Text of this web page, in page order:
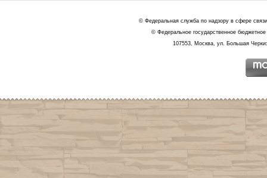
© Федеральная служба по надзору в сфере
© Федеральное государственное
107553, Москва, ул. Большая